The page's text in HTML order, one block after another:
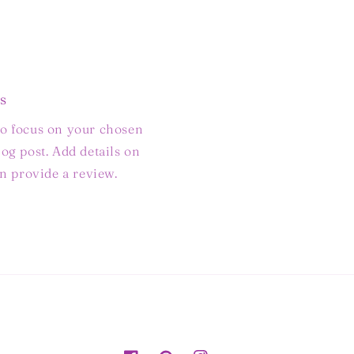
focus on your chosen
post. Add details on
provide a review.